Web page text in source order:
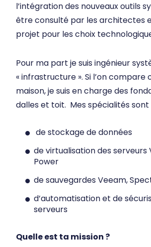
l’intégration des nouveaux outils
être consulté par les architectes
projet pour les choix
Pour ma part je suis ingénieur
« infrastructure ». Si l’on compare
maison, je suis en charge des
dalles et toit. Mes spécialités sont
de stockage de données
de virtualisation des serveurs
Power
de sauvegardes Veeam,
d’automatisation et de
serveurs
Quelle est ta mission ?